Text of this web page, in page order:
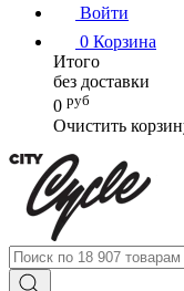
Войти
0 Корзина
Итого
без доставки
0 руб
Очистить